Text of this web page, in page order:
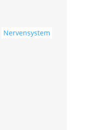
Nervensystem